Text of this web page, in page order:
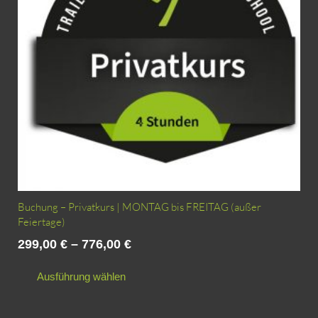
der
Produktseite
werden
Buchung – Privatkurs | MONTAG bis FREITAG (außer
Feiertage)
299,00 € – 776,00 €
Ausführung wählen